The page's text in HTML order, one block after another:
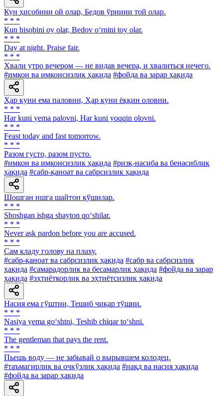
Кун ҳисобини ой олар, Бедов ўрнини той олар.
* * *
Кun hisobini oy olar, Bedov o‘rnini toy olar.
* * *
Day at night. Praise fair.
* * *
Хвали утро вечером — не видав вечера, и хвалиться нечего.
#имкон ва имконсизлик ҳақида #фойда ва зарар ҳақида
Ҳар куни ема паловни, Ҳар куни ёққин оловни.
* * *
Har kuni yema palovni, Har kuni yoqqin olovni.
* * *
Feast today and fast tomorrow.
* * *
Разом густо, разом пусто.
#имкон ва имконсизлик ҳақида #ризқ-насиба ва бенасиблик
ҳақида #сабр-қаноат ва сабрсизлик ҳақида
Шошган ишга шайтон қўшилар.
* * *
Shoshgan ishga shayton qo‘shilar.
* * *
Never ask pardon before you are accused.
* * *
Сам кладу голову на плаху.
#сабр-қаноат ва сабрсизлик ҳақида #сабр ва сабрсизлик
ҳақида #самарадорлик ва бесамарлик ҳақида #фойда ва зарар
ҳақида #эҳтиёткорлик ва эҳтиётсизлик ҳақида
Насия ема гўштни, Тешиб чиқар тўшни.
* * *
Nasiya yema go‘shtni, Teshib chiqar to‘shni.
* * *
The gentleman that pays the rent.
* * *
Пьешь воду — не забывай о вырывшем колодец.
#таъмагирлик ва очкўзлик ҳақида #нақд ва насия ҳақида
#фойда ва зарар ҳақида